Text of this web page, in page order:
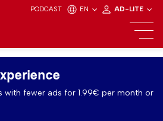
PODCAST EN AD-LITE
with fewer ads for 1.99€ per month or